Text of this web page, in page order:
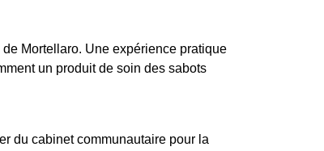
Mortellaro. Une expérience pratique
un produit de soin des sabots
du cabinet communautaire pour la